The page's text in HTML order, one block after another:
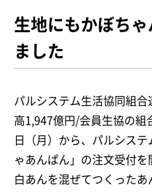
生地にもかぼち
ました
パルシステム生活協同組
高1,947億円/会員生協の組
日（月）から、パルシス
ゃあんぱん」の注文受付
白あんを混ぜてつくった